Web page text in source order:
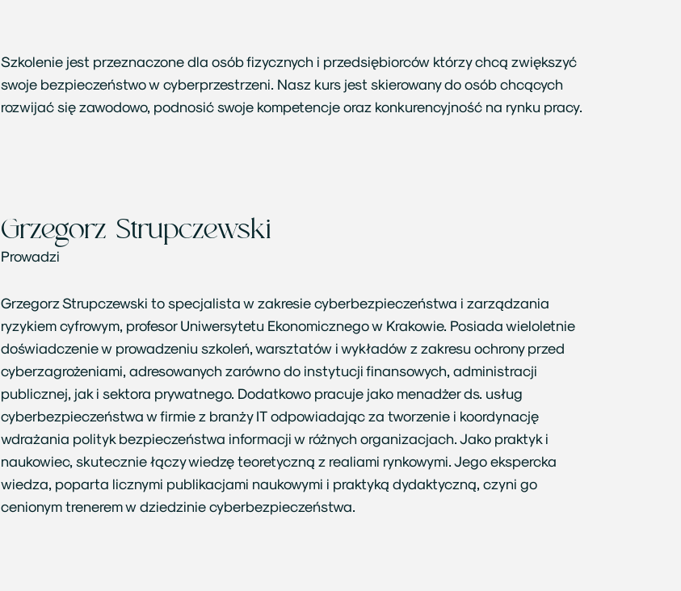
Szkolenie jest przeznaczone dla osób fizycznych i przedsiębiorców którzy chcą zwiększyć
swoje bezpieczeństwo w cyberprzestrzeni. Nasz kurs jest skierowany do osób chcących
rozwijać się zawodowo, podnosić swoje kompetencje oraz konkurencyjność na rynku pracy.
Grzegorz Strupczewski
Prowadzi
Grzegorz Strupczewski to specjalista w zakresie cyberbezpieczeństwa i zarządzania
ryzykiem cyfrowym, profesor Uniwersytetu Ekonomicznego w Krakowie. Posiada wieloletnie
doświadczenie w prowadzeniu szkoleń, warsztatów i wykładów z zakresu ochrony przed
cyberzagrożeniami, adresowanych zarówno do instytucji finansowych, administracji
publicznej, jak i sektora prywatnego. Dodatkowo pracuje jako menadżer ds. usług
cyberbezpieczeństwa w firmie z branży IT odpowiadając za tworzenie i koordynację
wdrażania polityk bezpieczeństwa informacji w różnych organizacjach. Jako praktyk i
naukowiec, skutecznie łączy wiedzę teoretyczną z realiami rynkowymi. Jego ekspercka
wiedza, poparta licznymi publikacjami naukowymi i praktyką dydaktyczną, czyni go
cenionym trenerem w dziedzinie cyberbezpieczeństwa.